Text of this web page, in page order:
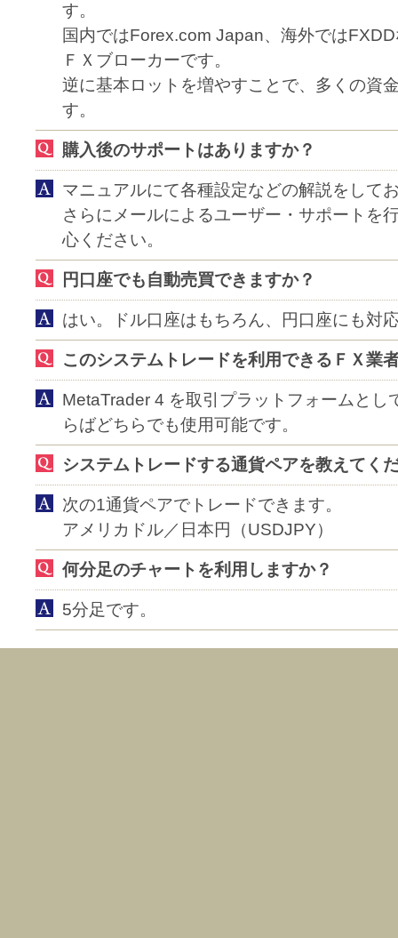
す。
国内ではForex.com Japan、海外では
ＦＸブローカーです。
逆に基本ロットを増やすことで、多くの資
す。
購入後のサポートはありますか？
マニュアルにて各種設定などの解説をして
さらにメールによるユーザー・サポートを
心ください。
円口座でも自動売買できますか？
はい。ドル口座はもちろん、円口座にも対
このシステムトレードを利用できるＦＸ業
MetaTrader 4 を取引プラットフォームとし
らばどちらでも使用可能です。
システムトレードする通貨ペアを教えてく
次の1通貨ペアでトレードできます。
アメリカドル／日本円（USDJPY）
何分足のチャートを利用しますか？
5分足です。